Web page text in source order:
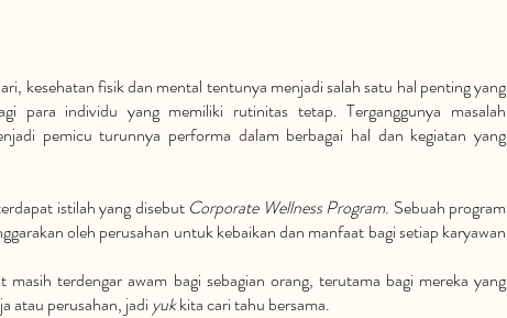
kesehatan fisik dan mental tentunya menjadi salah satu hal penting yang
para individu yang memiliki rutinitas tetap. Terganggunya masalah
pemicu turunnya performa dalam berbagai hal dan kegiatan yang
istilah yang disebut Corporate Wellness Program. Sebuah program
oleh perusahan untuk kebaikan dan manfaat bagi setiap karyawan
terdengar awam bagi sebagian orang, terutama bagi mereka yang
atau perusahan, jadi yuk kita cari tahu bersama.